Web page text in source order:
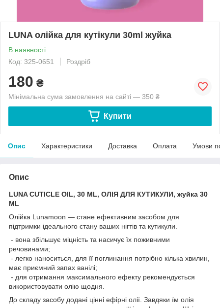
LUNA олійка для кутікули 30ml жуйка
В наявності
Код: 325-0651
Роздріб
180 ₴
Мінімальна сума замовлення на сайті — 350 ₴
Купити
Опис Характеристики Доставка Оплата Умови
Опис
LUNA CUTICLE OIL, 30 ML, ОЛІЯ ДЛЯ КУТИКУЛИ, жуйка 30
ML
Олійка Lunamoon — стане ефективним засобом для
підтримки ідеального стану ваших нігтів та кутикули.
- вона збільшує міцність та насичує їх поживними
речовинами;
- легко наноситься, для її поглинання потрібно кілька хвилин,
має приємний запах ванілі;
- для отримання максимального ефекту рекомендується
використовувати олію щодня.
До складу засобу додані цінні ефірні олії. Завдяки їм олія